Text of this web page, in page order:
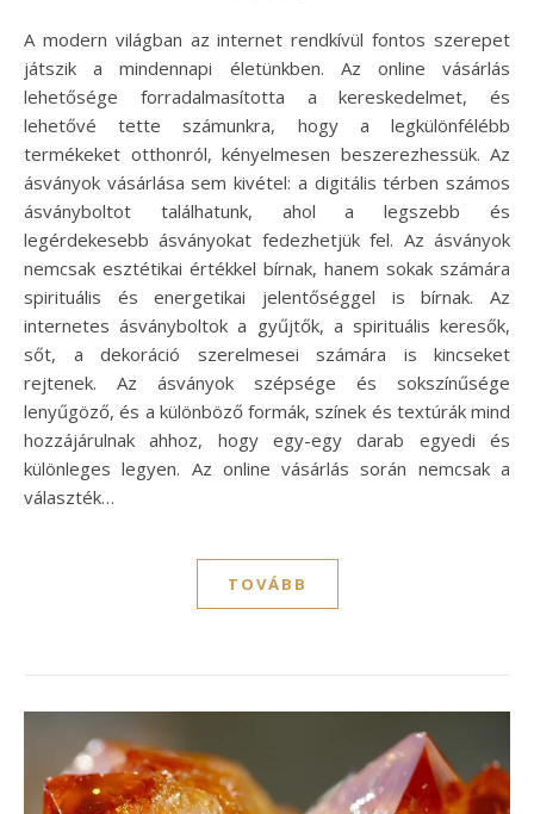
A modern világban az internet rendkívül fontos szerepet
játszik a mindennapi életünkben. Az online vásárlás
lehetősége forradalmasította a kereskedelmet, és
lehetővé tette számunkra, hogy a legkülönfélébb
termékeket otthonról, kényelmesen beszerezhessük. Az
ásványok vásárlása sem kivétel: a digitális térben számos
ásványboltot találhatunk, ahol a legszebb és
legérdekesebb ásványokat fedezhetjük fel. Az ásványok
nemcsak esztétikai értékkel bírnak, hanem sokak számára
spirituális és energetikai jelentőséggel is bírnak. Az
internetes ásványboltok a gyűjtők, a spirituális keresők,
sőt, a dekoráció szerelmesei számára is kincseket
rejtenek. Az ásványok szépsége és sokszínűsége
lenyűgöző, és a különböző formák, színek és textúrák mind
hozzájárulnak ahhoz, hogy egy-egy darab egyedi és
különleges legyen. Az online vásárlás során nemcsak a
választék…
TOVÁBB